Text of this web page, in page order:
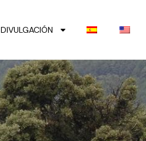
DIVULGACIÓN